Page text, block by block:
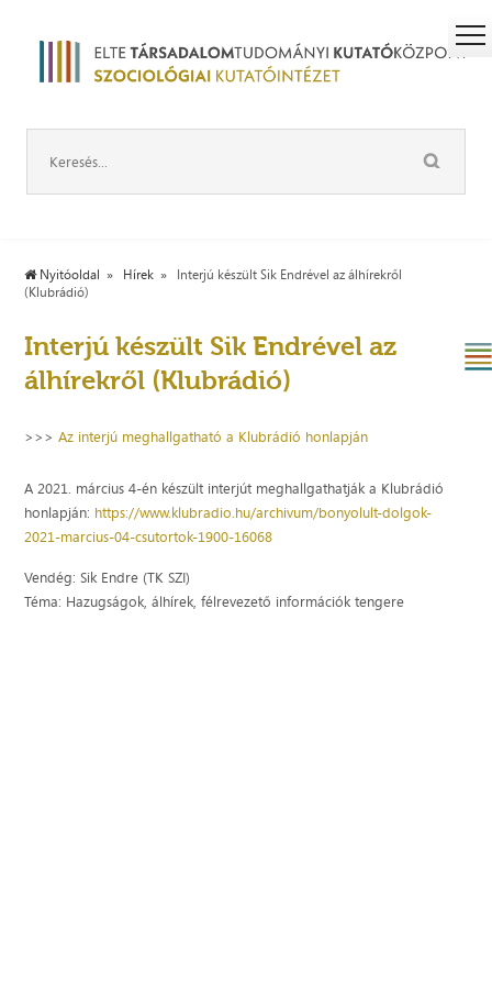
Nyitóoldal Hírek
Interjú készült Sik Endrével az álhírekről
(Klubrádió)
Interjú készült Sik Endrével az
álhírekről (Klubrádió)
>>>Az interjú meghallgatható a Klubrádió honlapján
A 2021. március 4-én készült interjút meghallgathatják a Klubrádió
honlapján: https://www.klubradio.hu/archivum/bonyolult-dolgok-
2021-marcius-04-csutortok-1900-16068
Vendég: Sik Endre (TK SZI)
Téma: Hazugságok, álhírek, félrevezető információk tengere